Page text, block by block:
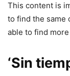
This content is
to find the same
able to find
‘Sin